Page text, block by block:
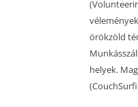
örökzöld
helyek.